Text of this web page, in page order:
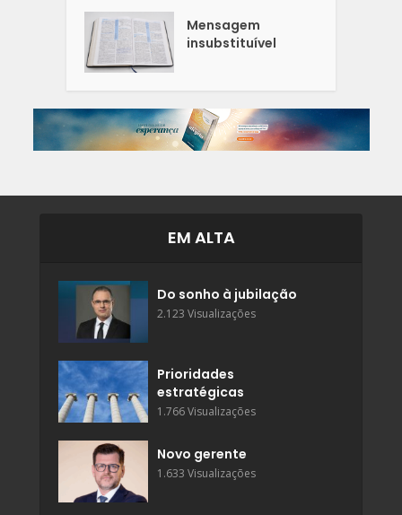
Mensagem
insubstituível
EM ALTA
Do sonho à jubilação
2.123 Visualizações
Prioridades
estratégicas
1.766 Visualizações
Novo gerente
1.633 Visualizações